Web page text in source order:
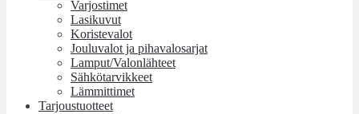
Varjostimet
Lasikuvut
Koristevalot
Jouluvalot ja pihavalosarjat
Lamput/Valonlähteet
Sähkötarvikkeet
Lämmittimet
Tarjoustuotteet